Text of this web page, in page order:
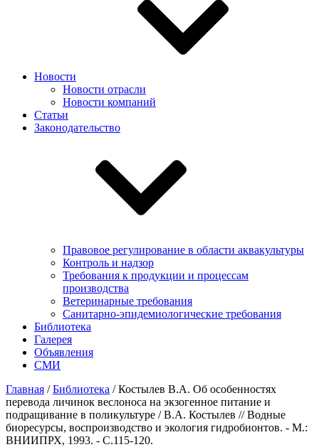
Новости
Новости отрасли
Новости компаний
Статьи
Законодательство
Правовое регулирование в области аквакультуры
Контроль и надзор
Требования к продукции и процессам
производства
Ветеринарные требования
Санитарно-эпидемиологические требования
Библиотека
Галерея
Объявления
СМИ
Главная /Библиотека /Костылев В.А. Об особенностях
перевода личинок веслоноса на экзогенное питание и
подращивание в поликультуре / В.А. Костылев // Водные
биоресурсы, воспроизводство и экология гидробионтов. - М.:
ВНИИПРХ, 1993. - С.115-120.